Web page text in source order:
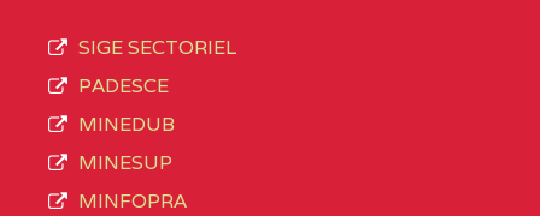
SIGE SECTORIEL
PADESCE
MINEDUB
MINESUP
MINFOPRA